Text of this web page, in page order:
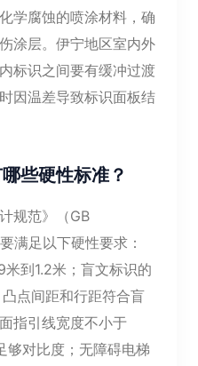
学腐蚀的喷涂材料，确
涂层。伊宁地区室内外
标识之间要有缓冲过渡
因温差导致标识面板结
些硬性标准？
规范》（GB
满足以下硬性要求：
到1.2米；盲文标识的
点间距和行距符合盲
指引线宽度不小于
对比度；无障碍电梯